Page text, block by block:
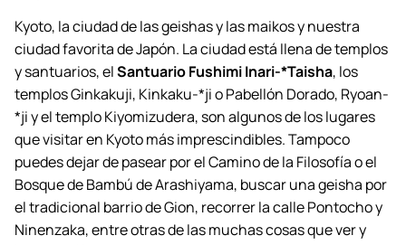
Kyoto, la ciudad de las geishas y las maikos y nuestra
ciudad favorita de Japón. La ciudad está llena de templos
y santuarios, elSantuario Fushimi Inari-*Taisha, los
templos Ginkakuji, Kinkaku-*ji o Pabellón Dorado, Ryoan-
*ji y el templo Kiyomizudera, son algunos de los lugares
que visitar en Kyoto más imprescindibles. Tampoco
puedes dejar de pasear por el Camino de la Filosofía o el
Bosque de Bambú de Arashiyama, buscar una geisha por
el tradicional barrio de Gion, recorrer la calle Pontocho y
Ninenzaka, entre otras de las muchas cosas que ver y